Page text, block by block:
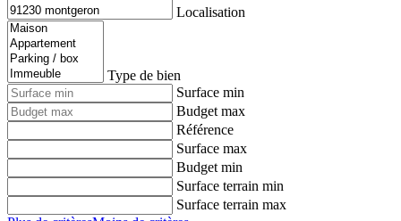
Localisation
Type de bien
Surface min
Budget max
Référence
Surface max
Budget min
Surface terrain min
Surface terrain max